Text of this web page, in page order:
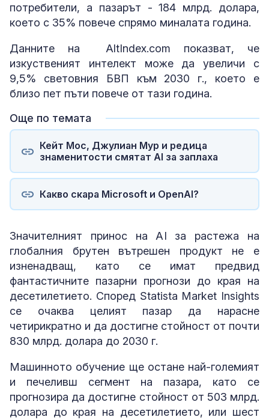
потребители, а пазарът - 184 млрд. долара,
което с 35% повече спрямо миналата година.
Данните на AltIndex.com показват, че
изкуственият интелект може да увеличи с
9,5% световния БВП към 2030 г., което е
близо пет пъти повече от тази година.
Още по темата
Кейт Мос, Джулиан Мур и редица
знаменитости смятат AI за заплаха
Какво скара Microsoft и OpenAI?
Значителният принос на AI за растежа на
глобалния брутен вътрешен продукт не е
изненадващ, като се имат предвид
фантастичните пазарни прогнози до края на
десетилетието. Според Statista Market Insights
се очаква целият пазар да нарасне
четирикратно и да достигне стойност от почти
830 млрд. долара до 2030 г.
Машинното обучение ще остане най-големият
и печеливш сегмент на пазара, като се
прогнозира да достигне стойност от 503 млрд.
долара до края на десетилетието, или шест